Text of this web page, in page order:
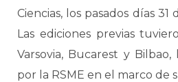
Ciencias, los pasados días
Las ediciones previas
Varsovia, Bucarest y
por la RSME en el marco de